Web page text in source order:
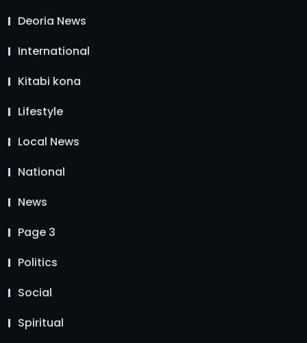
Deoria News
International
Kitabi kona
Lifestyle
Local News
National
News
Page 3
Politics
Social
Spiritual